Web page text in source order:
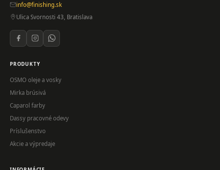
info@finishing.sk
Ulica Svornosti 43, Bratislava
PRODUKTY
OSMO oleje a vosky
Mirka brúsivá
Caparol farby
Dassy pracovné odevy
Príslušenstvo
Akcie a výpredaje